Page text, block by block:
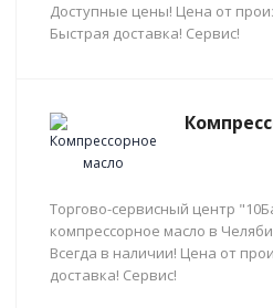
Доступные цены! Цена от
Быстрая доставка! Сервис!
Торгово-сервисный центр
компрессорное масло в
Всегда в наличии! Цена от
доставка! Сервис!